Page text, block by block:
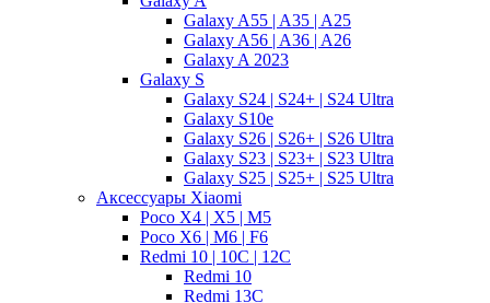
Galaxy A55 | A35 | A25
Galaxy A56 | A36 | A26
Galaxy A 2023
Galaxy S
Galaxy S24 | S24+ | S24 Ultra
Galaxy S10e
Galaxy S26 | S26+ | S26 Ultra
Galaxy S23 | S23+ | S23 Ultra
Galaxy S25 | S25+ | S25 Ultra
Аксессуары Xiaomi
Poco X4 | X5 | M5
Poco X6 | M6 | F6
Redmi 10 | 10C | 12C
Redmi 10
Redmi 13C